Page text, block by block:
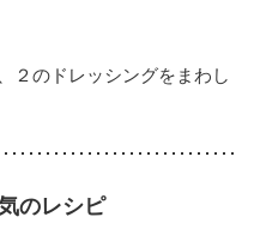
２のドレッシングをまわし
のレシピ